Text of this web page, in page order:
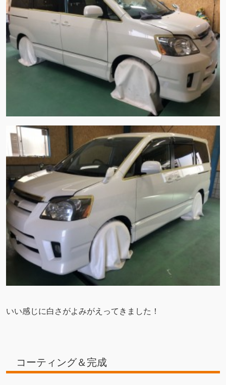
いい感じに白さがよみがえってきました！
コーティング＆完成